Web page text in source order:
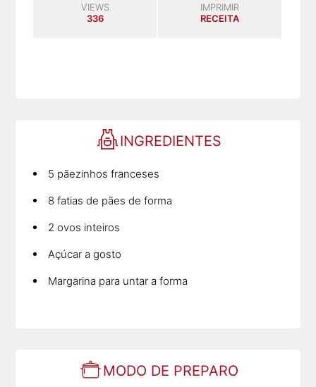
VIEWS
336
IMPRIMIR
RECEITA
INGREDIENTES
5 pãezinhos franceses
8 fatias de pães de forma
2 ovos inteiros
Açúcar a gosto
Margarina para untar a forma
MODO DE PREPARO